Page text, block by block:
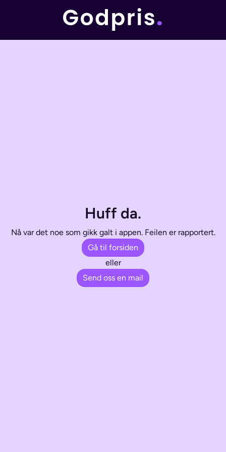
Huff da.
Nå var det noe som gikk galt i appen. Feilen er rapportert.
Gå til forsiden
eller
Send oss en mail